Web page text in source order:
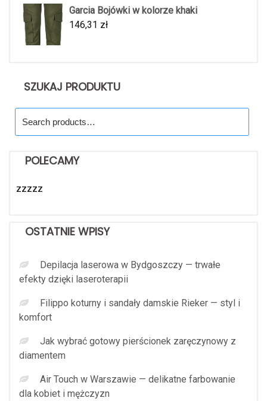
Garcia Bojówki w kolorze khaki
146,31 zł
SZUKAJ PRODUKTU
for:
POLECAMY
zzzzz
OSTATNIE WPISY
Depilacja laserowa w Bydgoszczy — trwałe
efekty dzięki laseroterapii
Filippo koturny i sandały damskie Rieker — styl i
komfort
Jak wybrać gotowy pierścionek zaręczynowy z
diamentem
Air Touch w Warszawie — delikatne farbowanie
dla kobiet i mężczyzn